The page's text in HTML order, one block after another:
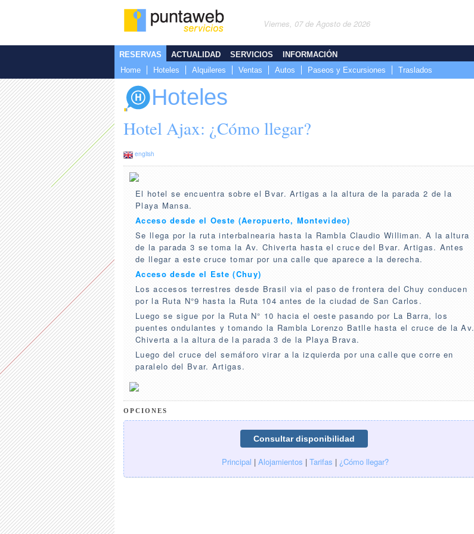
Viernes, 07 de Agosto de 2026
RESERVAS
Home
Hoteles Alquileres Ventas Autos Paseos y Excursiones Traslados
ACTUALIDAD SERVICIOS INFORMACIÓN
Hoteles
Hotel Ajax: ¿Cómo llegar?
english
El hotel se encuentra sobre el Bvar. Artigas a la altura de la parada 2 de la
Playa Mansa.
Acceso desde el Oeste (Aeropuerto, Montevideo)
Se llega por la ruta interbalnearia hasta la Rambla Claudio Williman. A la altura
de la parada 3 se toma la Av. Chiverta hasta el cruce del Bvar. Artigas. Antes
de llegar a este cruce tomar por una calle que aparece a la derecha.
Acceso desde el Este (Chuy)
Los accesos terrestres desde Brasil via el paso de frontera del Chuy conducen
por la Ruta N°9 hasta la Ruta 104 antes de la ciudad de San Carlos.
Luego se sigue por la Ruta N° 10 hacia el oeste pasando por La Barra, los
puentes ondulantes y tomando la Rambla Lorenzo Batlle hasta el cruce de la Av.
Chiverta a la altura de la parada 3 de la Playa Brava.
Luego del cruce del semáforo virar a la izquierda por una calle que corre en
paralelo del Bvar. Artigas.
OPCIONES
Principal | Alojamientos | Tarifas | ¿Cómo llegar?